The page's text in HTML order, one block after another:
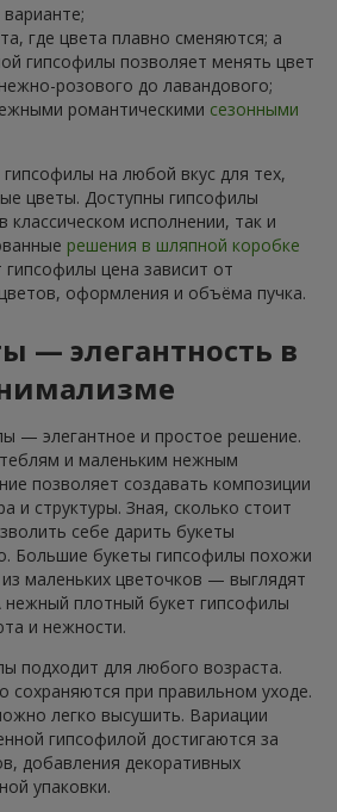
где цвета плавно сменяются; а
гипсофилы позволяет менять цвет
розового до лавандового;
романтическими сезонными
гипсофилы на любой вкус для тех,
цветы. Доступны гипсофилы
классическом исполнении, так и
решения в шляпной коробке
гипсофилы цена зависит от
оформления и объёма пучка.
— элегантность в
— элегантное и простое решение.
и маленьким нежным
позволяет создавать композиции
и структуры. Зная, сколько стоит
себе дарить букеты
Большие букеты гипсофилы похожи
из маленьких цветочков — выглядят
плотный букет гипсофилы
и нежности.
подходит для любого возраста.
сохраняются при правильном уходе.
легко высушить. Вариации
гипсофилой достигаются за
добавления декоративных
упаковки.